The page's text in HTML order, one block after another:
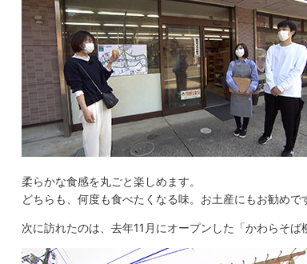
柔らかな食感を丸ごと楽しめます。
どちらも、何度も食べたくなる味。お土産にもお勧めで
次に訪れたのは、去年11月にオープンした「かわらそば